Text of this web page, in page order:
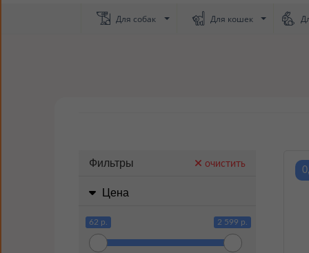
Для собак Для кошек
Фильтры очистить
Цена
62 р. 2 599 р.